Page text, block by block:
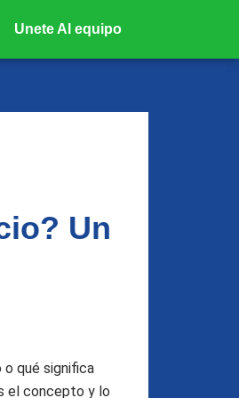
Unete Al equipo
Un
o qué significa
el concepto y lo